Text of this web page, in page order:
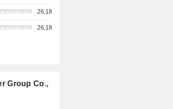
26,18
26,18
Group Co.,